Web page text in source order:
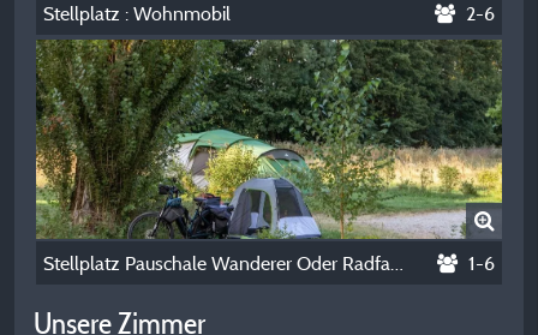
Stellplatz : Wohnmobil 2-6
Stellplatz Pauschale Wanderer Oder Radfahrer Mit Zelt 1-6
Unsere Zimmer